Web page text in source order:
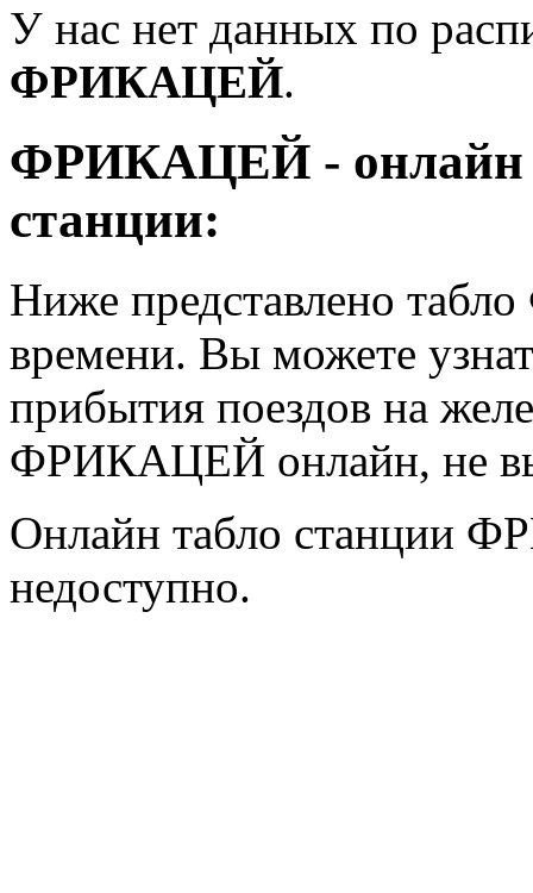
У нас нет данных по
ФРИКАЦЕЙ.
ФРИКАЦЕЙ - онлайн
станции:
Ниже представлено
времени. Вы можете
прибытия поездов на
ФРИКАЦЕЙ онлайн, не
Онлайн табло станции
недоступно.